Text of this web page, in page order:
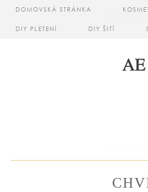
DOMOVSKÁ STRÁNKA
DIY PLETENÍ DIY ŠITÍ